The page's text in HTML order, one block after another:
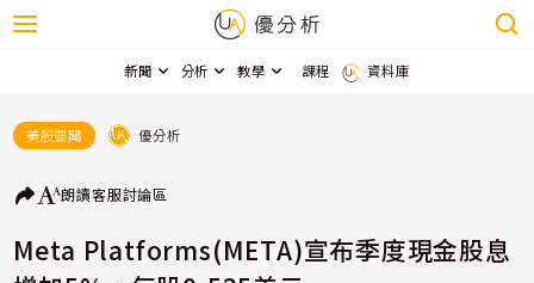
新聞 分析 教學 課程 資料庫
美股要聞 優分析
朗讀客服討論區
Meta Platforms(META)宣布季度現金股息